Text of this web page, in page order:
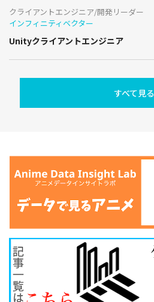
クライアントエンジニア/開発リーダー
インフィニティベクター
Unityクライアントエンジニア
すべて見る